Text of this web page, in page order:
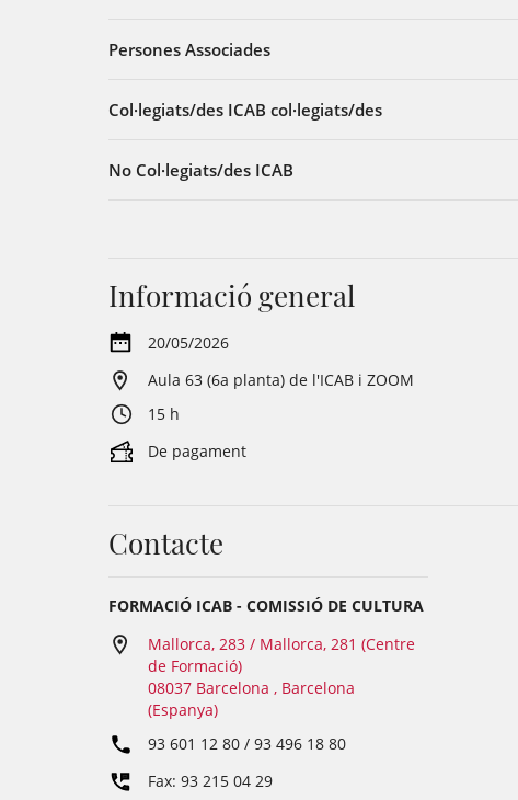
Persones Associades
Col·legiats/des ICAB col·legiats/des
No Col·legiats/des ICAB
Informació general
20/05/2026
Aula 63 (6a planta) de l'ICAB i ZOOM
15 h
De pagament
Contacte
FORMACIÓ ICAB - COMISSIÓ DE CULTURA
Mallorca, 283 / Mallorca, 281 (Centre
de Formació)
08037 Barcelona , Barcelona
(Espanya)
93 601 12 80 / 93 496 18 80
Fax: 93 215 04 29